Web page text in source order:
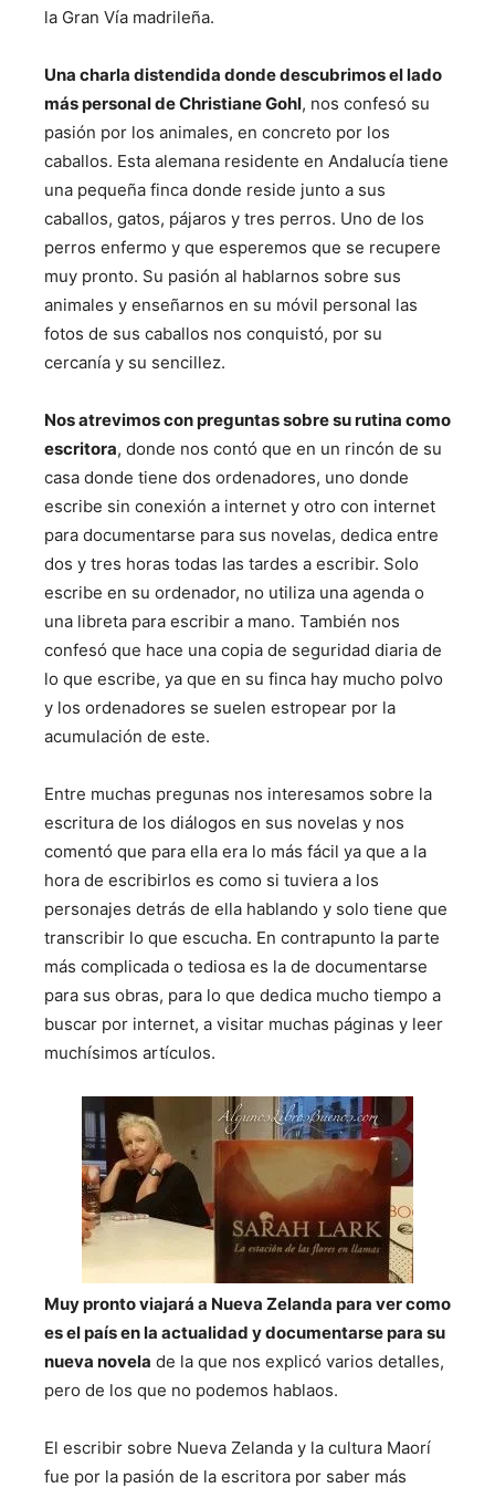
la Gran Vía madrileña.
Una charla distendida donde descubrimos el lado
más personal de Christiane Gohl, nos confesó su
pasión por los animales, en concreto por los
caballos. Esta alemana residente en Andalucía tiene
una pequeña finca donde reside junto a sus
caballos, gatos, pájaros y tres perros. Uno de los
perros enfermo y que esperemos que se recupere
muy pronto. Su pasión al hablarnos sobre sus
animales y enseñarnos en su móvil personal las
fotos de sus caballos nos conquistó, por su
cercanía y su sencillez.
Nos atrevimos con preguntas sobre su rutina como
escritora, donde nos contó que en un rincón de su
casa donde tiene dos ordenadores, uno donde
escribe sin conexión a internet y otro con internet
para documentarse para sus novelas, dedica entre
dos y tres horas todas las tardes a escribir. Solo
escribe en su ordenador, no utiliza una agenda o
una libreta para escribir a mano. También nos
confesó que hace una copia de seguridad diaria de
lo que escribe, ya que en su finca hay mucho polvo
y los ordenadores se suelen estropear por la
acumulación de este.
Entre muchas pregunas nos interesamos sobre la
escritura de los diálogos en sus novelas y nos
comentó que para ella era lo más fácil ya que a la
hora de escribirlos es como si tuviera a los
personajes detrás de ella hablando y solo tiene que
transcribir lo que escucha. En contrapunto la parte
más complicada o tediosa es la de documentarse
para sus obras, para lo que dedica mucho tiempo a
buscar por internet, a visitar muchas páginas y leer
muchísimos artículos.
Muy pronto viajará a Nueva Zelanda para ver como
es el país en la actualidad y documentarse para su
nueva novela de la que nos explicó varios detalles,
pero de los que no podemos hablaos.
El escribir sobre Nueva Zelanda y la cultura Maorí
fue por la pasión de la escritora por saber más